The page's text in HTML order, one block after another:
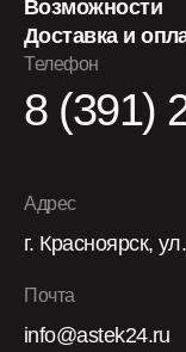
Возможности
Доставка и
Телефон
8 (391)
Адрес
г. Красноярск,
Почта
info@astek24.ru